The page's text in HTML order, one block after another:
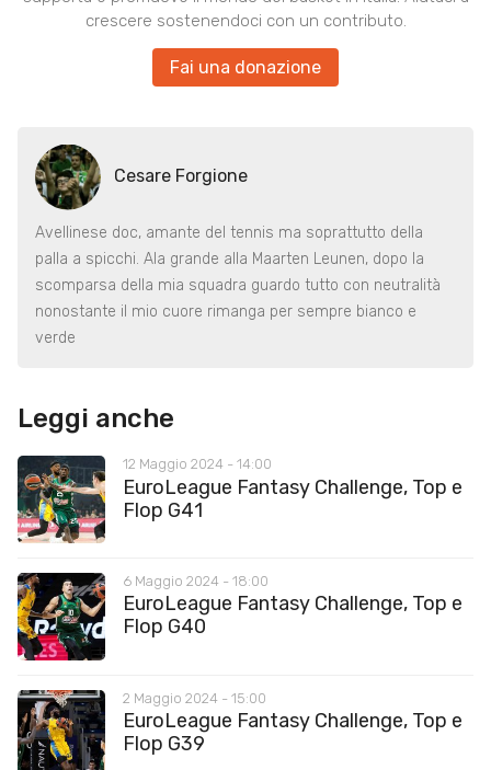
crescere sostenendoci con un contributo.
Fai una donazione
Cesare Forgione
Avellinese doc, amante del tennis ma soprattutto della
palla a spicchi. Ala grande alla Maarten Leunen, dopo la
scomparsa della mia squadra guardo tutto con neutralità
nonostante il mio cuore rimanga per sempre bianco e
verde
Leggi anche
12 Maggio 2024 - 14:00
EuroLeague Fantasy Challenge, Top e
Flop G41
6 Maggio 2024 - 18:00
EuroLeague Fantasy Challenge, Top e
Flop G40
2 Maggio 2024 - 15:00
EuroLeague Fantasy Challenge, Top e
Flop G39